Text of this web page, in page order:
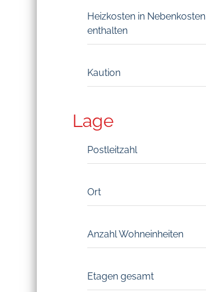
Heizkosten in Nebenkosten
enthalten
Kaution
Lage
Postleitzahl
Ort
Anzahl Wohneinheiten
Etagen gesamt